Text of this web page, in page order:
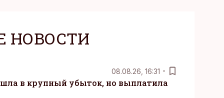
НОВОСТИ
08.08.26, 16:31
в крупный убыток, но выплатила